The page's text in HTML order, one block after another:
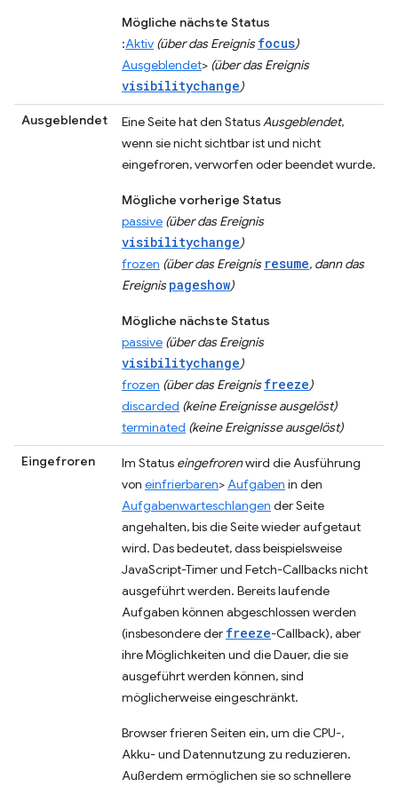
Mögliche nächste Status
:Aktiv (über das Ereignisfocus)
Ausgeblendet> (über das Ereignis
visibilitychange)
Ausgeblendet Eine Seite hat den StatusAusgeblendet,
wenn sie nicht sichtbar ist und nicht
eingefroren, verworfen oder beendet wurde.
Mögliche vorherige Status
passive (über das Ereignis
visibilitychange)
frozen (über das Ereignis resume, dann das
Ereignispageshow)
Mögliche nächste Status
passive (über das Ereignis
visibilitychange)
frozen (über das Ereignisfreeze)
discarded (keine Ereignisse ausgelöst)
terminated (keine Ereignisse ausgelöst)
Eingefroren Im Status eingefrorenwird die Ausführung
von einfrierbaren>Aufgaben in den
Aufgabenwarteschlangen der Seite
angehalten, bis die Seite wieder aufgetaut
wird. Das bedeutet, dass beispielsweise
JavaScript-Timer und Fetch-Callbacks nicht
ausgeführt werden. Bereits laufende
Aufgaben können abgeschlossen werden
(insbesondere der freeze-Callback), aber
ihre Möglichkeiten und die Dauer, die sie
ausgeführt werden können, sind
möglicherweise eingeschränkt.
Browser frieren Seiten ein, um die CPU-,
Akku- und Datennutzung zu reduzieren.
Außerdem ermöglichen sie so schnellere